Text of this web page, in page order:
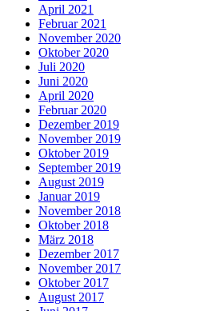
April 2021
Februar 2021
November 2020
Oktober 2020
Juli 2020
Juni 2020
April 2020
Februar 2020
Dezember 2019
November 2019
Oktober 2019
September 2019
August 2019
Januar 2019
November 2018
Oktober 2018
März 2018
Dezember 2017
November 2017
Oktober 2017
August 2017